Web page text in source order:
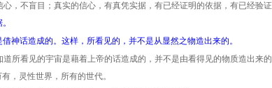
，不盲目；真实的信心，有真凭实据，有已经证明的依据，有已经验证
神话造成的。这样，所看见的，并不是从显然之物造出来的。
道所看见的宇宙是藉着上帝的话造成的，并不是由看得见的物质造出来的
，灵性世界，所有的世代。